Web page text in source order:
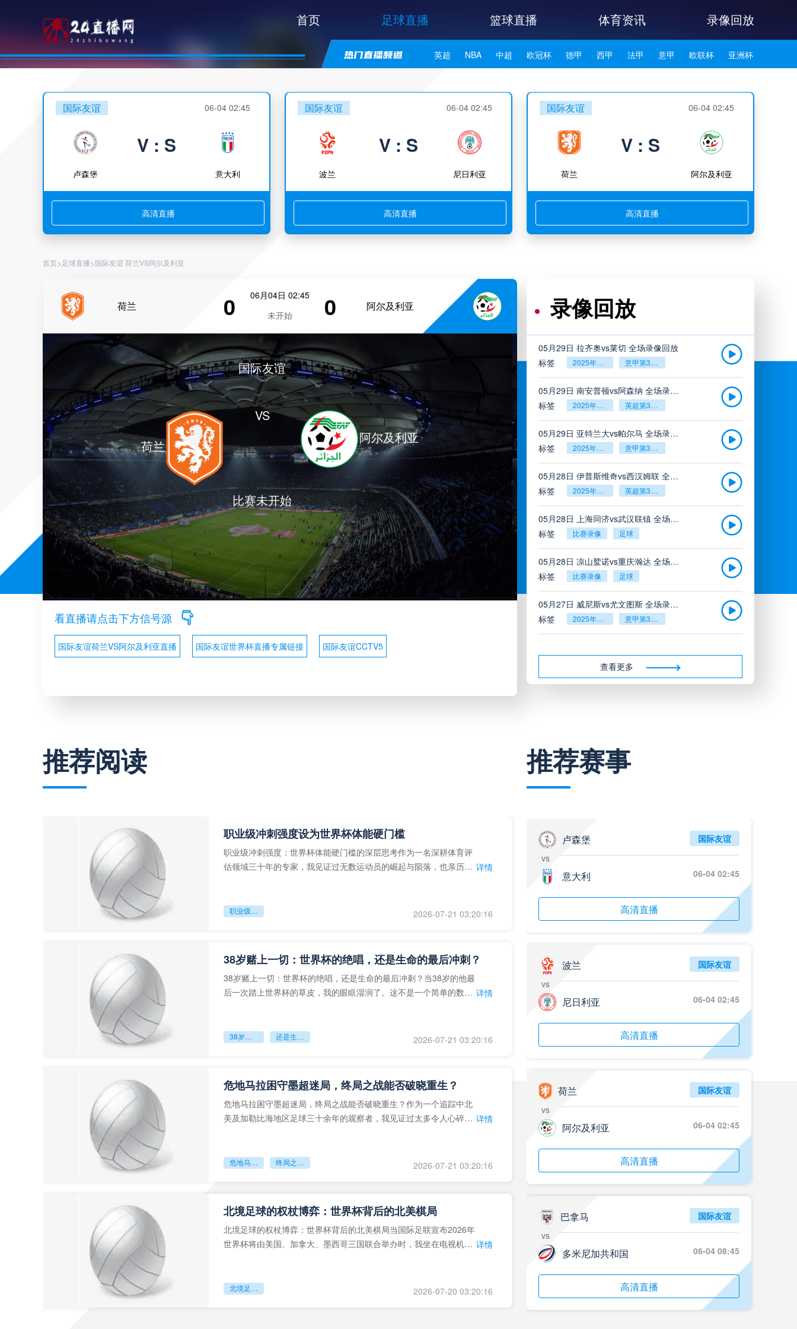
首页 足球直播 篮球直播 体育资讯 录像回放
英超 NBA 中超 欧冠杯 德甲 西甲 法甲 意甲 欧联杯 亚洲杯
国际友谊 06-04 02:45
卢森堡
V : S
意大利
高清直播
国际友谊 06-04 02:45
波兰
V : S
尼日利亚
高清直播
国际友谊 06-04 02:45
荷兰
V : S
阿尔及利亚
高清直播
首页> 足球直播>国际友谊 荷兰VS阿尔及利亚
荷兰 0
06月04日 02:45
未开始
0 阿尔及利亚
荷兰
国际友谊
VS
比赛未开始
阿尔及利亚
看直播请点击下方信号源
国际友谊荷兰VS阿尔及利亚直播 国际友谊世界杯直播专属链接 国际友谊CCTV5
录像回放
05月29日 拉齐奥vs莱切 全场录像回放
标签
2025年5月26日 意甲第38轮
05月29日 南安普顿vs阿森纳 全场录像回放
标签
2025年5月26日 英超第38轮
05月29日 亚特兰大vs帕尔马 全场录像回放
标签
2025年5月26日 意甲第38轮
05月28日 伊普斯维奇vs西汉姆联 全场录像回放
标签
2025年5月26日 英超第38轮
05月28日 上海同济vs武汉联镇 全场录像
标签
比赛录像 足球
05月28日 凉山鹫诺vs重庆瀚达 全场录像
标签
比赛录像 足球
05月27日 威尼斯vs尤文图斯 全场录像回放
标签
2025年5月26日 意甲第38轮
标签
比赛录像 西甲
05月26日 AC米兰vs蒙扎全场录像回放
标签
标签
标签
标签
欧联杯决赛
标签
标签
2024年5月21日
标签
2024年5月21日 足协杯第3轮
标签
标签
比赛录像
标签
比赛录像 成都蓉城
标签
标签
比赛录像 北京国安
05月22日 水晶宫vs狼队 全场录像回放
查看更多
推荐阅读
职业级冲刺强度设为世界杯体能硬门槛
职业级冲刺强度：世界杯体能硬门槛的深层思考作为一名深耕体育评
估领域三十年的专家，我见证过无数运动员的崛起与陨落，也亲历了 详情
职业级冲刺强度设为世界杯体能硬门槛 2026-07-21 03:20:16
38岁赌上一切：世界杯的绝唱，还是生命的最后冲刺？
38岁赌上一切：世界杯的绝唱，还是生命的最后冲刺？当38岁的他最
后一次踏上世界杯的草皮，我的眼眶湿润了。这不是一个简单的数
详情
38岁赌上一切：世界杯的绝唱 还是生命的最后冲刺？ 2026-07-21 03:20:16
危地马拉困守墨超迷局，终局之战能否破晓重生？
危地马拉困守墨超迷局，终局之战能否破晓重生？作为一个追踪中北
美及加勒比海地区足球三十余年的观察者，我见证过太多令人心碎的 详情
危地马拉困守墨超迷局 终局之战能否破晓重生？ 2026-07-21 03:20:16
北境足球的权杖博弈：世界杯背后的北美棋局
北境足球的权杖博弈：世界杯背后的北美棋局当国际足联宣布2026年
世界杯将由美国、加拿大、墨西哥三国联合举办时，我坐在电视机
详情
北境足球的权杖博弈：世界杯背后的北美棋局 2026-07-20 03:20:16
推荐赛事
卢森堡
vs
意大利
国际友谊
06-04 02:45
高清直播
波兰
vs
尼日利亚
国际友谊
06-04 02:45
高清直播
荷兰
vs
阿尔及利亚
国际友谊
06-04 02:45
高清直播
巴拿马
vs
多米尼加共和国
国际友谊
06-04 08:45
高清直播